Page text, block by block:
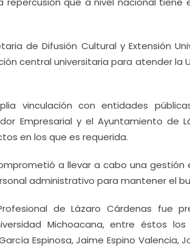
de Difusión Cultural y Extensión
central universitaria para atender la
vinculación con entidades
Empresarial y el Ayuntamiento de
en los que es requerida.
a llevar a cabo una gestión
administrativo para mantener el
de Lázaro Cárdenas fue
Michoacana, entre éstos los
Espinosa, Jaime Espino Valencia,